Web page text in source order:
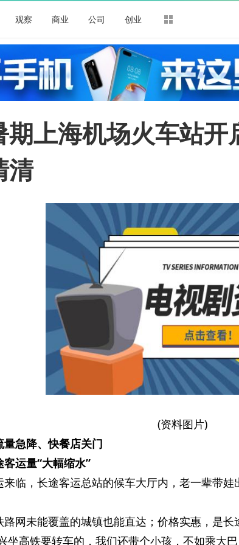
观察 商业 公司 创业
上海机场火车站开
清
(资料图片)
量急降、快餐店关门
客运量“大幅缩水”
来临，长途客运总站的候车大厅内，老一辈带
路网未能覆盖的城镇也能直达；价格实惠，是长
坐高铁要转车的，我们还带个小孩，不如乘大